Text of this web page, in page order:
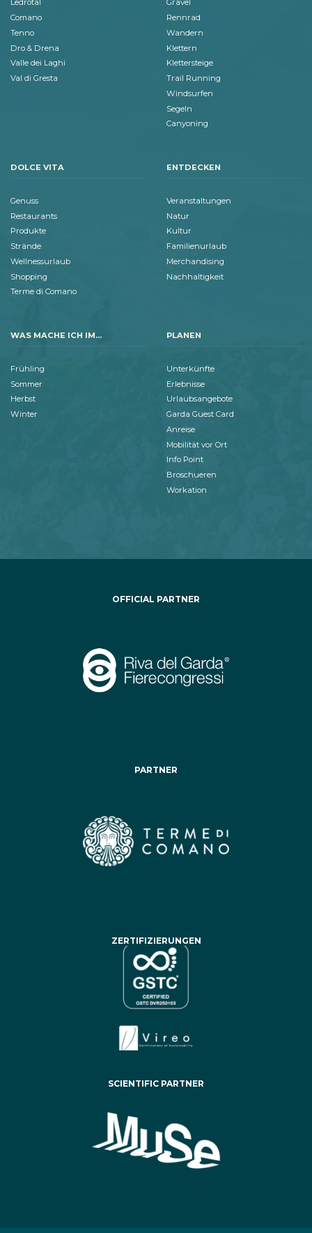
Ledrotal
Comano
Tenno
Dro & Drena
Valle dei Laghi
Val di Gresta
Gravel
Rennrad
Wandern
Klettern
Klettersteige
Trail Running
Windsurfen
Segeln
Canyoning
DOLCE VITA
Genuss
Restaurants
Produkte
Strände
Wellnessurlaub
Shopping
Terme di Comano
ENTDECKEN
Veranstaltungen
Natur
Kultur
Familienurlaub
Merchandising
Nachhaltigkeit
WAS MACHE ICH IM...
Frühling
Sommer
Herbst
Winter
PLANEN
Unterkünfte
Erlebnisse
Urlaubsangebote
Garda Guest Card
Anreise
Mobilität vor Ort
Info Point
Broschueren
Workation
OFFICIAL PARTNER
PARTNER
ZERTIFIZIERUNGEN
SCIENTIFIC PARTNER